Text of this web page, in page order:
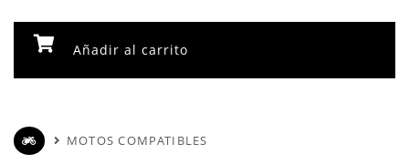
Añadir al carrito
MOTOS COMPATIBLES